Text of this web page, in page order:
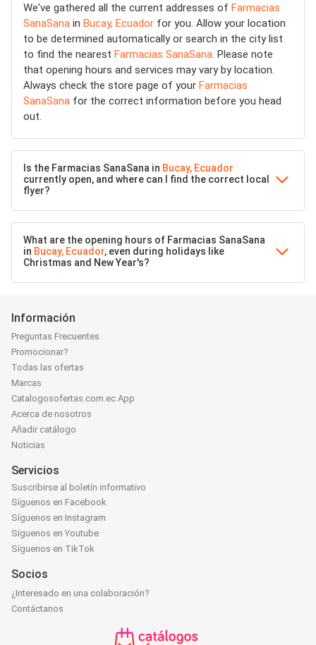
We've gathered all the current addresses of Farmacias
SanaSana in Bucay, Ecuador for you. Allow your location
to be determined automatically or search in the city list
to find the nearest Farmacias SanaSana. Please note
that opening hours and services may vary by location.
Always check the store page of your Farmacias
SanaSana for the correct information before you head
out.
Is the Farmacias SanaSana in Bucay, Ecuador
currently open, and where can I find the correct local
flyer?
What are the opening hours of Farmacias SanaSana
in Bucay, Ecuador, even during holidays like
Christmas and New Year's?
Información
Preguntas Frecuentes
Promocionar?
Todas las ofertas
Marcas
Catalogosofertas.com.ec App
Acerca de nosotros
Añadir catálogo
Noticias
Servicios
Suscribirse al boletín informativo
Síguenos en Facebook
Síguenos en Instagram
Síguenos en Youtube
Síguenos en TikTok
Socios
¿Interesado en una colaboración?
Contáctanos